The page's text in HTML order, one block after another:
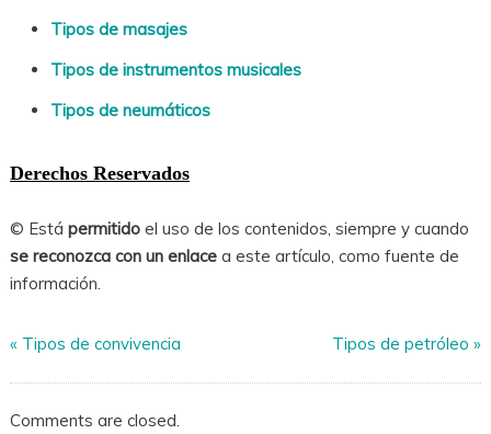
Tipos de masajes
Tipos de instrumentos musicales
Tipos de neumáticos
Derechos Reservados
© Está permitidoel uso de los contenidos, siempre y cuando
se reconozca con un enlacea este artículo, como fuente de
información.
« Tipos de convivencia Tipos de petróleo »
Comments are closed.